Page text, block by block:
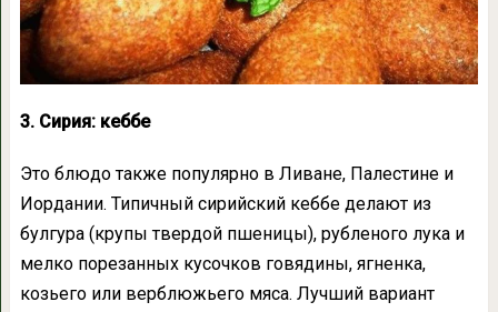
3. Сирия: кеббе
Это блюдо также популярно в Ливане, Палестине и
Иордании. Типичный сирийский кеббе делают из
булгура (крупы твердой пшеницы), рубленого лука и
мелко порезанных кусочков говядины, ягненка,
козьего или верблюжьего мяса. Лучший вариант